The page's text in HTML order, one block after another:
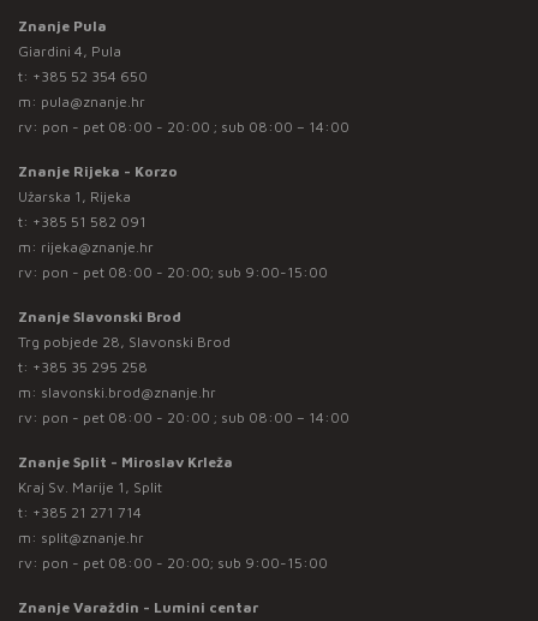
Znanje Pula
Giardini 4, Pula
t: +385 52 354 650
m: pula@znanje.hr
rv: pon - pet 08:00 - 20:00 ; sub 08:00 – 14:00
Znanje Rijeka - Korzo
Užarska 1, Rijeka
t: +385 51 582 091
m: rijeka@znanje.hr
rv: pon - pet 08:00 - 20:00; sub 9:00-15:00
Znanje Slavonski Brod
Trg pobjede 28, Slavonski Brod
t: +385 35 295 258
m: slavonski.brod@znanje.hr
rv: pon - pet 08:00 - 20:00 ; sub 08:00 – 14:00
Znanje Split - Miroslav Krleža
Kraj Sv. Marije 1, Split
t: +385 21 271 714
m: split@znanje.hr
rv: pon - pet 08:00 - 20:00; sub 9:00-15:00
Znanje Varaždin - Lumini centar